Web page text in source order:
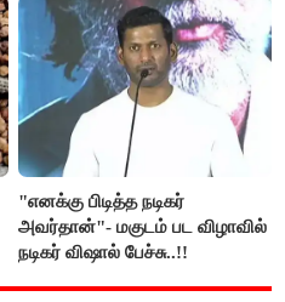
"எனக்கு பிடித்த நடிகர்
அவர்தான்"- மகுடம் பட விழாவில்
நடிகர் விஷால் பேச்சு..!!